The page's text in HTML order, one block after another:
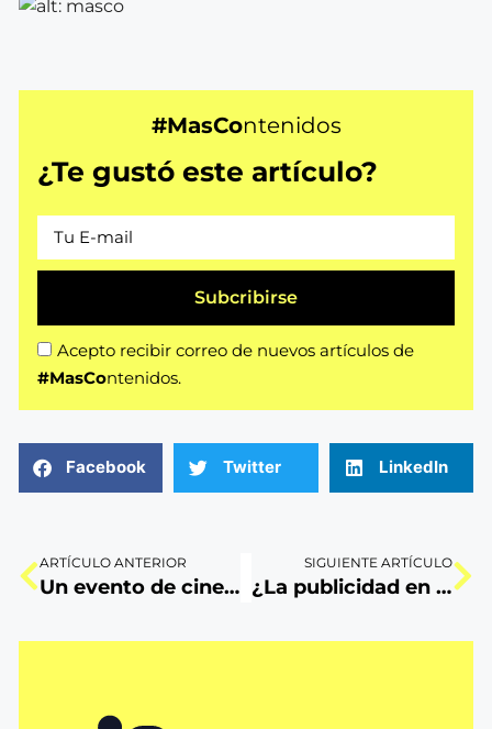
#MasContenidos
¿Te gustó este artículo?
Acepto recibir correo de nuevos artículos de
#MasContenidos.
Subcribirse
Facebook Twitter LinkedIn
ARTÍCULO ANTERIOR
Un evento de cine familar: 3M y Masco crean magia juntos
SIGUIENTE ARTÍCULO
¿La publicidad en Podcasts ha reemplazado la radio?